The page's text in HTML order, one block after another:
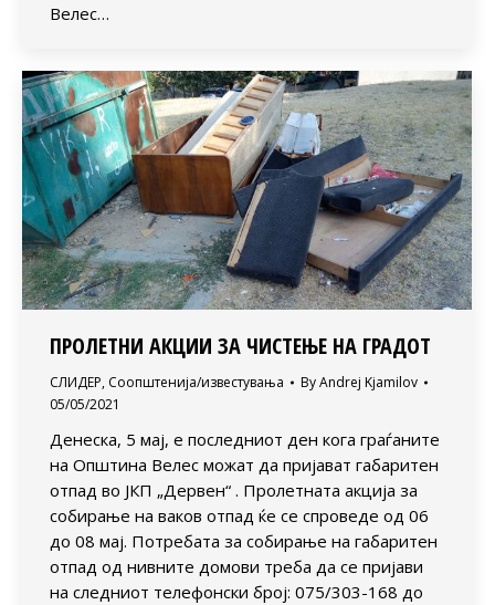
Велес…
ПРОЛЕТНИ АКЦИИ ЗА ЧИСТЕЊЕ НА ГРАДОТ
СЛИДЕР, Соопштенија/известувања ByAndrej Kjamilov
05/05/2021
Денеска, 5 мај, е последниот ден кога граѓаните
на Општина Велес можат да пријават габаритен
отпад во ЈКП „Дервен“ . Пролетната акција за
собирање на ваков отпад ќе се спроведе од 06
до 08 мај. Потребата за собирање на габаритен
отпад од нивните домови треба да се пријави
на следниот телефонски број: 075/303-168 до